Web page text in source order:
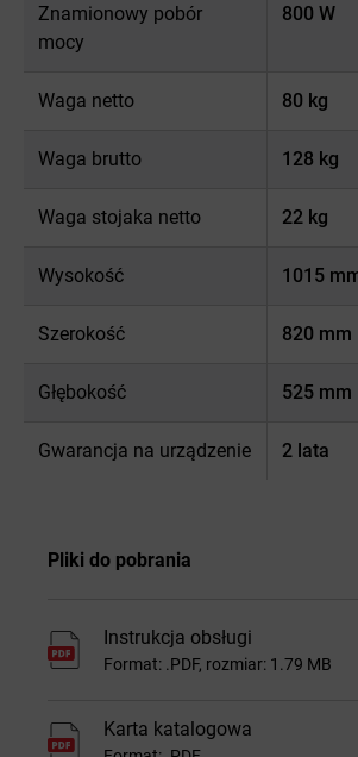
Znamionowy pobór
mocy
800 W
Waga netto 80 kg
Waga brutto 128 kg
Waga stojaka netto 22 kg
Wysokość 1015
Szerokość 820 mm
Głębokość 525 mm
Gwarancja na urządzenie 2 lata
Pliki do pobrania
Instrukcja obsługi
Format: .PDF, rozmiar: 1.79 MB
Karta katalogowa